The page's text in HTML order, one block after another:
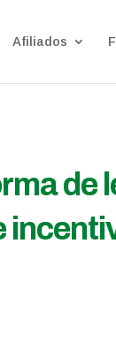
Afiliados
de